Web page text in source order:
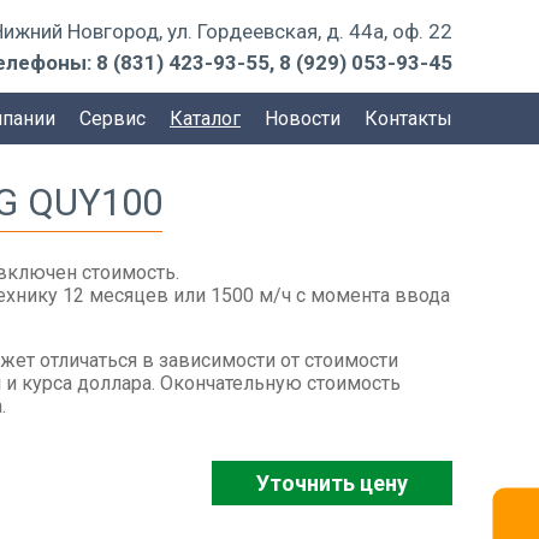
Новгород, ул. Гордеевская, д. 44а, оф. 22
8 (831) 423-93-55, 8 (929) 053-93-45
Сервис Каталог Новости Контакты
QUY100
стоимость.
12 месяцев или 1500 м/ч с момента ввода
отличаться в зависимости от стоимости
курса доллара. Окончательную стоимость
Уточнить цену